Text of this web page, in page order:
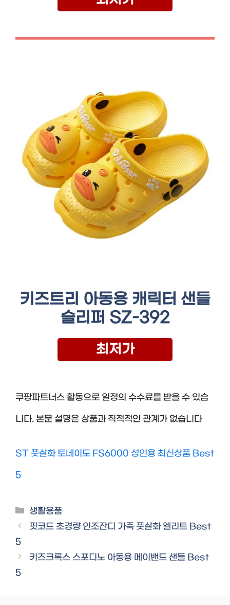
키즈트리 아동용 캐릭터 샌들
슬리퍼 SZ-392
최저가
쿠팡파트너스 활동으로 일정의 수수료를 받을 수 있습
니다. 본문 설명은 상품과 직적적인 관계가 없습니다
ST 풋살화 토네이도 FS6000 성인용 최신상품 Best
5
Categories
생활용품
핏코드 초경량 인조잔디 가죽 풋살화 엘리트 Best
5
키즈크록스 스포디노 아동용 메이밴드 샌들 Best
5